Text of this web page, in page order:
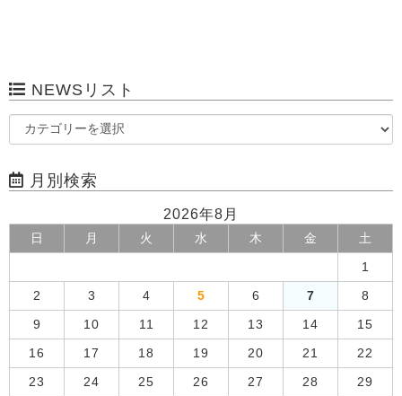
NEWSリスト
月別検索
2026年8月
日 月 火 水 木 金 土
1
2 3 4 5 6 7 8
9 10 11 12 13 14 15
16 17 18 19 20 21 22
23 24 25 26 27 28 29